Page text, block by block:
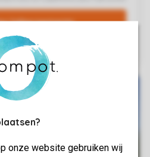
onze website gebruiken wij